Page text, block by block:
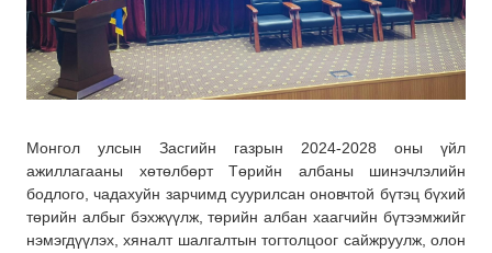
Монгол улсын Засгийн газрын 2024-2028 оны үйл
ажиллагааны хөтөлбөрт Төрийн албаны шинэчлэлийн
бодлого, чадахуйн зарчимд суурилсан оновчтой бүтэц бүхий
төрийн албыг бэхжүүлж, төрийн албан хаагчийн бүтээмжийг
нэмэгдүүлэх, хяналт шалгалтын тогтолцоог сайжруулж, олон